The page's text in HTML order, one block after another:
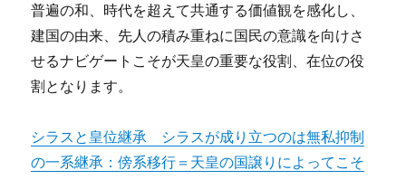
普遍の和、時代を超えて共通する価値観を感化し、
建国の由来、先人の積み重ねに国民の意識を向けさ
せるナビゲートこそが天皇の重要な役割、在位の役
割となります。
シラスと皇位継承 シラスが成り立つのは無私抑制
の一系継承：傍系移行＝天皇の国譲りによってこそ